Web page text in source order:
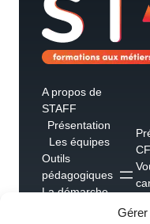
A propos de
STAFF
Présentation
Les équipes
Outils
pédagogiques
La démarche